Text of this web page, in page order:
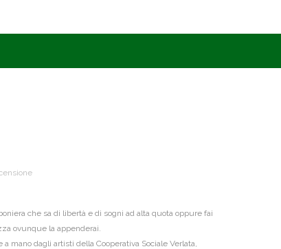
che sa di libertà e di sogni ad alta quota oppure fai
ovunque la appenderai.
mano dagli artisti della Cooperativa Sociale Verlata,